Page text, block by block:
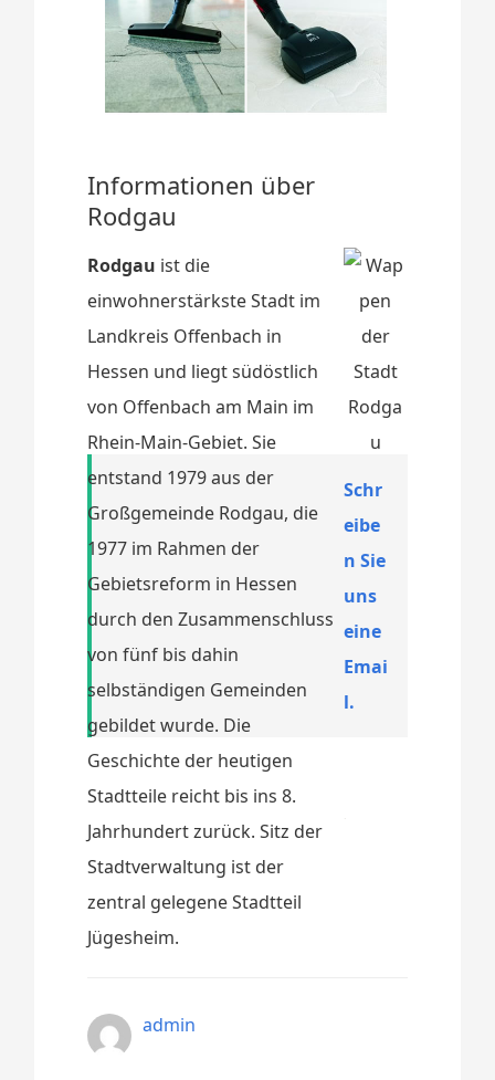
Informationen über
Rodgau
Rodgau ist die
einwohnerstärkste Stadt im
Landkreis Offenbach in
Hessen und liegt südöstlich
von Offenbach am Main im
Rhein-Main-Gebiet. Sie
entstand 1979 aus der
Großgemeinde Rodgau, die
1977 im Rahmen der
Gebietsreform in Hessen
durch den Zusammenschluss
von fünf bis dahin
selbständigen Gemeinden
gebildet wurde. Die
Geschichte der heutigen
Stadtteile reicht bis ins 8.
Jahrhundert zurück. Sitz der
Stadtverwaltung ist der
zentral gelegene Stadtteil
Jügesheim.
Schr
eibe
n Sie
uns
eine
Emai
l.
admin